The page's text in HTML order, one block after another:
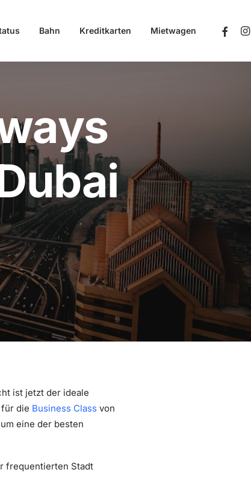
Bahn Kreditkarten Mietwagen
ist jetzt der ideale
die Business Class von
eine der besten
frequentierten Stadt